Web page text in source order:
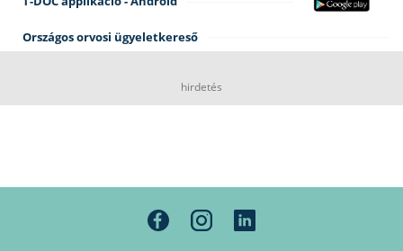
Országos orvosi ügyeletkereső
hirdetés